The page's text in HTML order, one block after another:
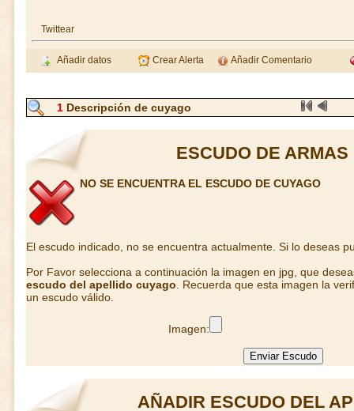
Twittear
Añadir datos Crear Alerta Añadir Comentario
1 Descripción de cuyago
ESCUDO DE ARMAS
NO SE ENCUENTRA EL ESCUDO DE CUYAGO
El escudo indicado, no se encuentra actualmente. Si lo deseas
Por Favor selecciona a continuación la imagen en jpg, que
escudo del apellido cuyago . Recuerda que esta imagen la
un escudo válido.
Imagen:
AÑADIR ESCUDO DEL